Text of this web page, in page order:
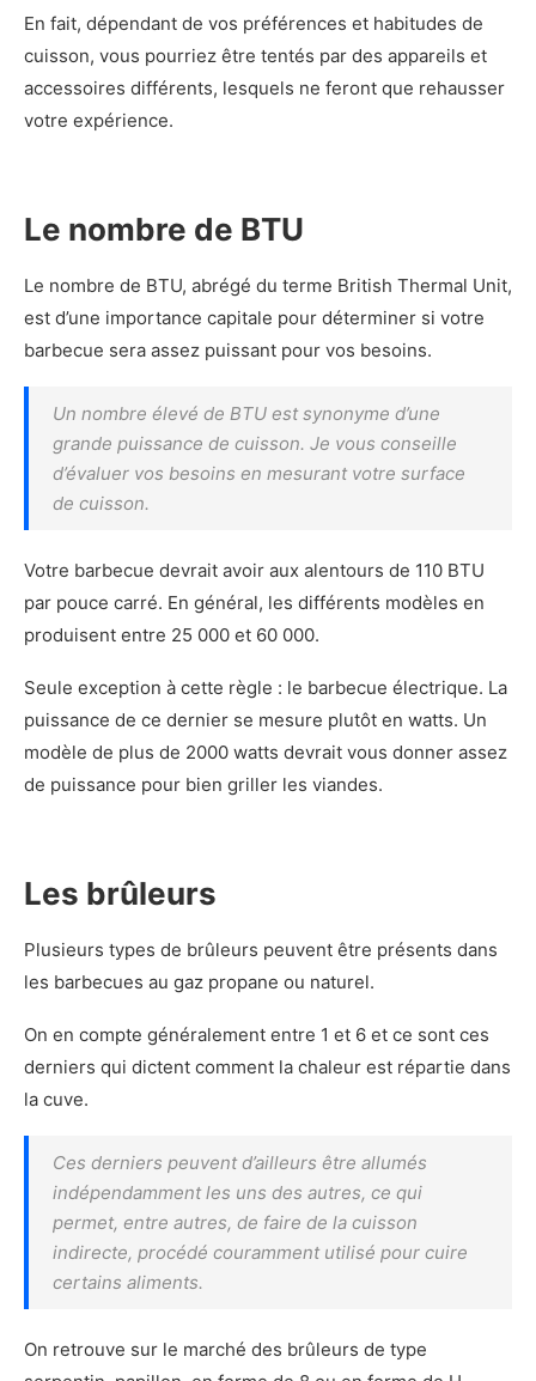
En fait, dépendant de vos préférences et habitudes de
cuisson, vous pourriez être tentés par des appareils et
accessoires différents, lesquels ne feront que rehausser
votre expérience.
Le nombre de BTU
Le nombre de BTU, abrégé du terme British Thermal Unit,
est d’une importance capitale pour déterminer si votre
barbecue sera assez puissant pour vos besoins.
Un nombre élevé de BTU est synonyme d’une
grande puissance de cuisson. Je vous conseille
d’évaluer vos besoins en mesurant votre surface
de cuisson.
Votre barbecue devrait avoir aux alentours de 110 BTU
par pouce carré. En général, les différents modèles en
produisent entre 25 000 et 60 000.
Seule exception à cette règle : le barbecue électrique. La
puissance de ce dernier se mesure plutôt en watts. Un
modèle de plus de 2000 watts devrait vous donner assez
de puissance pour bien griller les viandes.
Les brûleurs
Plusieurs types de brûleurs peuvent être présents dans
les barbecues au gaz propane ou naturel.
On en compte généralement entre 1 et 6 et ce sont ces
derniers qui dictent comment la chaleur est répartie dans
la cuve.
Ces derniers peuvent d’ailleurs être allumés
indépendamment les uns des autres, ce qui
permet, entre autres, de faire de la cuisson
indirecte, procédé couramment utilisé pour cuire
certains aliments.
On retrouve sur le marché des brûleurs de type